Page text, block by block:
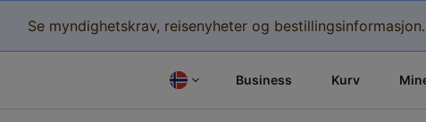
Se myndighetskrav, reisenyheter og bestillingsinformasjon.
Business Kurv